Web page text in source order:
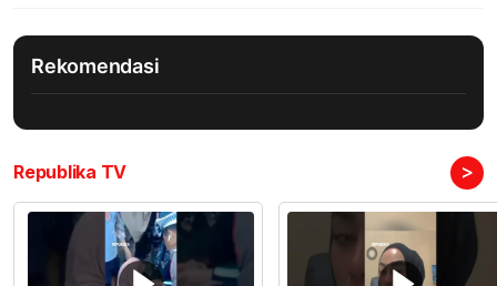
Rekomendasi
Republika TV >